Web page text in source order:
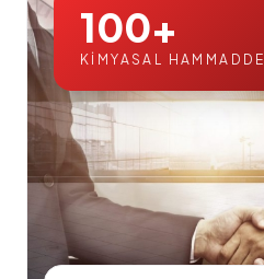
100+
KIMYASAL HAMMADDE